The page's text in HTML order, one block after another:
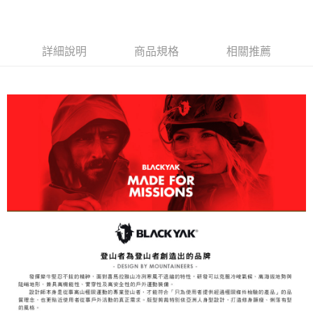
１．透過由恩沛科技股份有限公司提供之「AFTEE先享後付」服務完成之交
易，需依本服務之必要範圍內提供個人資料，並將交易相關給付款項請求債
https://aftee.tw/terms/#terms3
３．未成年的使用者請事先徵得法定代理人或監護人之同意方可使用
「AFTEE先享後付」，若未經同意申辦者引起之損失，本公司不負相關責
４．使用「AFTEE先享後付」時，將依據個別帳號之用戶狀況，依本公司即
時審查核予不同之上限額度；若仍有額度不足之情形，本公司將視審查結果
請求用戶進行身份認證。
５．嚴禁一人註冊多個帳號或使用他人資訊註冊。若發現惡意使用之情形，
恩沛科技股份有限公司將有權停止該用戶之使用額度並採取法律行動。
詳細說明 商品規格 相關推薦